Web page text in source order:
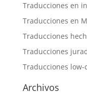
Traducciones en
Traducciones en
Traducciones
Traducciones
Traducciones low-
Archivos